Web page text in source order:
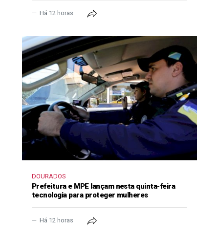
Há 12 horas
DOURADOS
Prefeitura e MPE lançam nesta quinta-feira
tecnologia para proteger mulheres
Há 12 horas